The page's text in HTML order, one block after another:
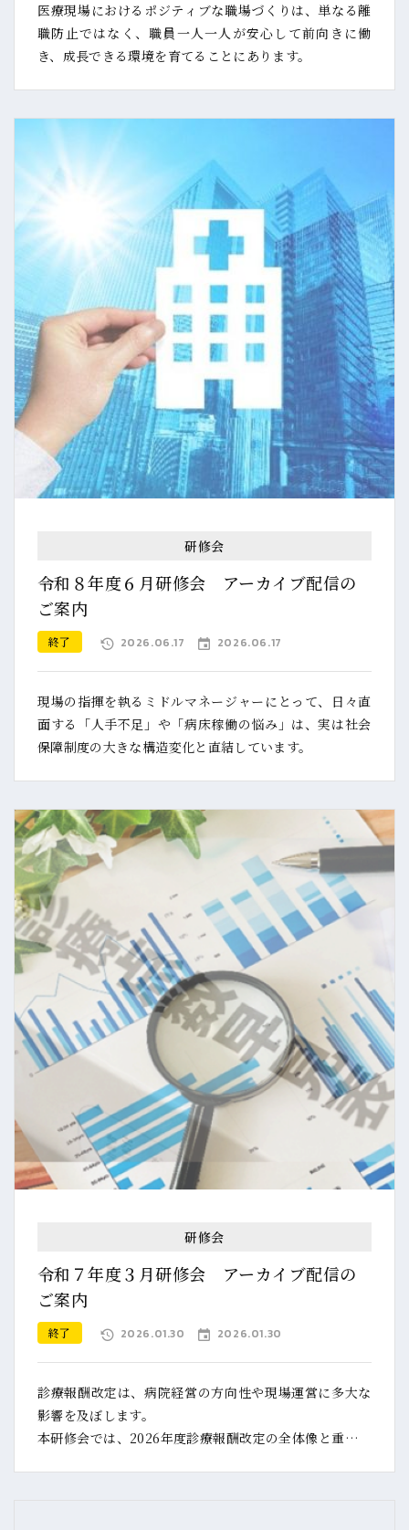
医療現場におけるポジティブな職場づくりは、単なる離
職防止ではなく、職員一人一人が安心して前向きに働
き、成長できる環境を育てることにあります。
研修会
令和８年度６月研修会 アーカイブ配信の
ご案内
終了 2026.06.17 2026.06.17
現場の指揮を執るミドルマネージャーにとって、日々直
面する「人手不足」や「病床稼働の悩み」は、実は社会
保障制度の大きな構造変化と直結しています。
研修会
令和７年度３月研修会 アーカイブ配信の
ご案内
終了 2026.01.30 2026.01.30
診療報酬改定は、病院経営の方向性や現場運営に多大な
影響を及ぼします。
本研修会では、2026年度診療報酬改定の全体像と重要な